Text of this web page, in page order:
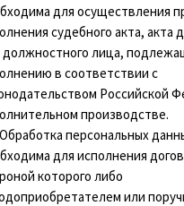
для осуществления
судебного акта, акта
должностного лица,
в соответствии с
Российской
производстве.
Обработка персональных
для исполнения
которого либо
или